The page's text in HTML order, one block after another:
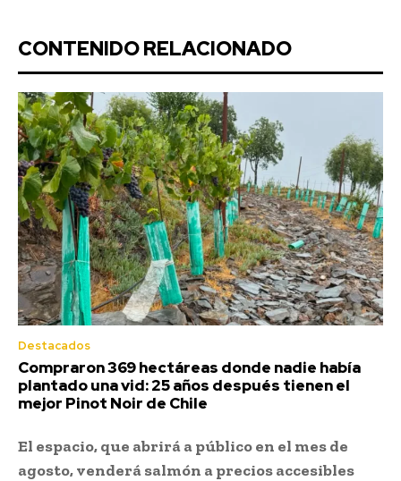
CONTENIDO RELACIONADO
Destacados
Compraron 369 hectáreas donde nadie había
plantado una vid: 25 años después tienen el
mejor Pinot Noir de Chile
El espacio, que abrirá a público en el mes de
agosto, venderá salmón a precios accesibles